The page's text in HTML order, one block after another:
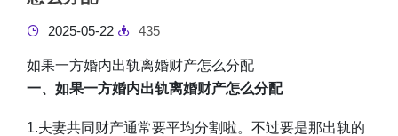
2025-05-22 435
如果一方婚内出轨离婚财产怎么分配
一、如果一方婚内出轨离婚财产怎么分配
1.夫妻共同财产通常要平均分割啦。不过要是那出轨的